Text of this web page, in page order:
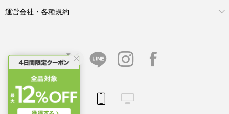
運営会社・各種規約